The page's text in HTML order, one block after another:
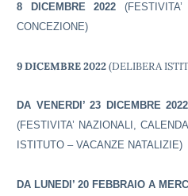
8 DICEMBRE 2022
CONCEZIONE)
9 DICEMBRE2022(DELIBERA
DA VENERDI’ 23 DICEMBRE
(FESTIVITA’ NAZIONALI,
ISTITUTO – VACANZE NATALIZIE)
DA LUNEDI’ 20 FEBBRAIO A